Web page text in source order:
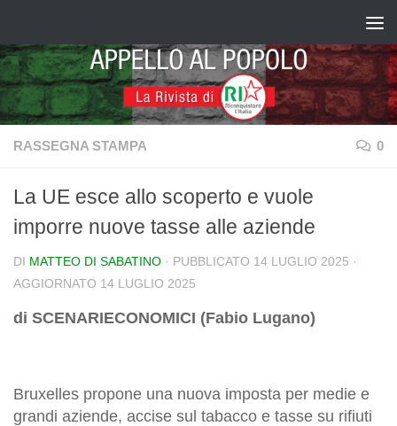
RASSEGNA STAMPA 0
La UE esce allo scoperto e vuole
imporre nuove tasse alle aziende
DI MATTEO DI SABATINO · PUBBLICATO 14 LUGLIO 2025 ·
AGGIORNATO 14 LUGLIO 2025
di SCENARIECONOMICI (Fabio Lugano)
Bruxelles propone una nuova imposta per medie e
grandi aziende, accise sul tabacco e tasse su rifiuti